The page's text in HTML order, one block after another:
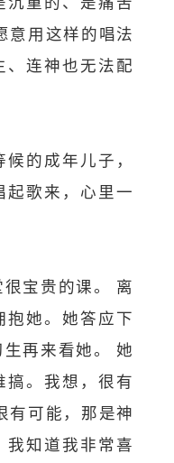
意用这样的唱法
、连神也无法配
的成年儿子，
起歌来，心里一
宝贵的课。 离
抱她。她答应下
再来看她。 她
搞。我想，很有
有可能，那是神
我知道我非常喜